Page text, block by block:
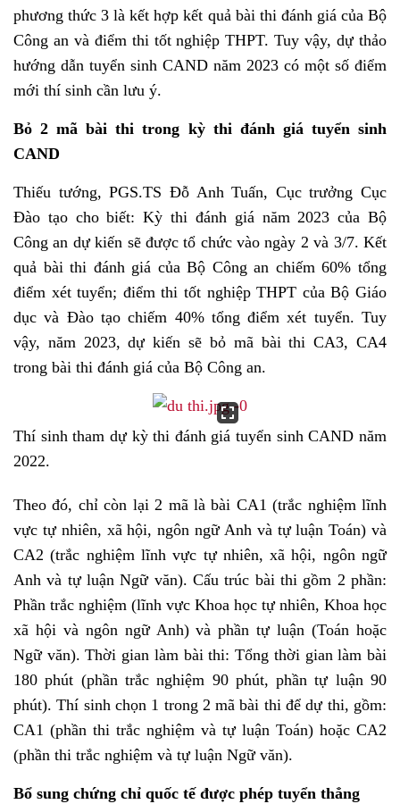
phương thức 3 là kết hợp kết quả bài thi đánh giá của Bộ
Công an và điểm thi tốt nghiệp THPT. Tuy vậy, dự thảo
hướng dẫn tuyển sinh CAND năm 2023 có một số điểm
mới thí sinh cần lưu ý.
Bỏ 2 mã bài thi trong kỳ thi đánh giá tuyển sinh
CAND
Thiếu tướng, PGS.TS Đỗ Anh Tuấn, Cục trưởng Cục
Đào tạo cho biết: Kỳ thi đánh giá năm 2023 của Bộ
Công an dự kiến sẽ được tổ chức vào ngày 2 và 3/7. Kết
quả bài thi đánh giá của Bộ Công an chiếm 60% tổng
điểm xét tuyển; điểm thi tốt nghiệp THPT của Bộ Giáo
dục và Đào tạo chiếm 40% tổng điểm xét tuyển. Tuy
vậy, năm 2023, dự kiến sẽ bỏ mã bài thi CA3, CA4
trong bài thi đánh giá của Bộ Công an.
Thí sinh tham dự kỳ thi đánh giá tuyển sinh CAND năm
2022.
Theo đó, chỉ còn lại 2 mã là bài CA1 (trắc nghiệm lĩnh
vực tự nhiên, xã hội, ngôn ngữ Anh và tự luận Toán) và
CA2 (trắc nghiệm lĩnh vực tự nhiên, xã hội, ngôn ngữ
Anh và tự luận Ngữ văn). Cấu trúc bài thi gồm 2 phần:
Phần trắc nghiệm (lĩnh vực Khoa học tự nhiên, Khoa học
xã hội và ngôn ngữ Anh) và phần tự luận (Toán hoặc
Ngữ văn). Thời gian làm bài thi: Tổng thời gian làm bài
180 phút (phần trắc nghiệm 90 phút, phần tự luận 90
phút). Thí sinh chọn 1 trong 2 mã bài thi để dự thi, gồm:
CA1 (phần thi trắc nghiệm và tự luận Toán) hoặc CA2
(phần thi trắc nghiệm và tự luận Ngữ văn).
Bổ sung chứng chỉ quốc tế được phép tuyển thẳng